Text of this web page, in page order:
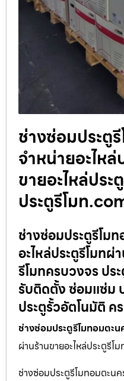
ช่างซ่อมประตู
จำหน่ายอะไห
ขายอะไหล่ปร
ประตูรีโมท
ช่างซ่อมประตูรีโม
อะไหล่ประตูรีโมทผ่
รีโมทครบวงจร ป
รับติดตั้ง ซ่อมแซ่ม
ประตูรั้วอัตโนมัติ ค
ช่างซ่อมประตูรีโมทอมตะน
ผ่านร้านขายอะไหล่ประตูรี
ช่างซ่อมประตูรีโมทอมตะน